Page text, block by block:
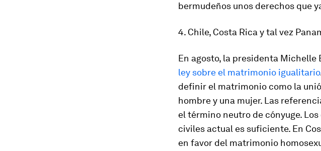
bermudeños unos derechos que
4. Chile, Costa Rica y tal vez
En agosto, la presidenta Michelle
ley sobre el matrimonio igualitario
definir el matrimonio como la
hombre y una mujer. Las
el término neutro de cónyuge.
civiles actual es suficiente. En
en favor del matrimonio